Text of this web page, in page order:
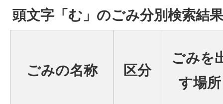
頭文字「む 」のごみ分別検索結
ごみの名称 区分
ごみを
す場所